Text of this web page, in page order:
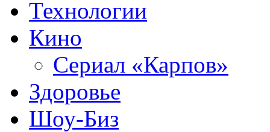
Технологии
Кино
Сериал «Карпов»
Здоровье
Шоу-Биз